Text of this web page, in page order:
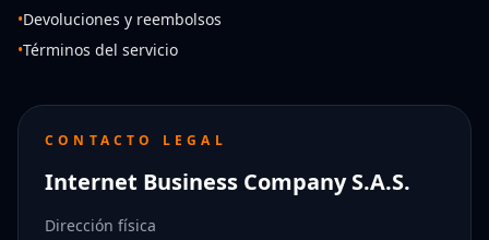
•Devoluciones y reembolsos
•Términos del servicio
CONTACTO LEGAL
Internet Business Company S.A.S.
Dirección física